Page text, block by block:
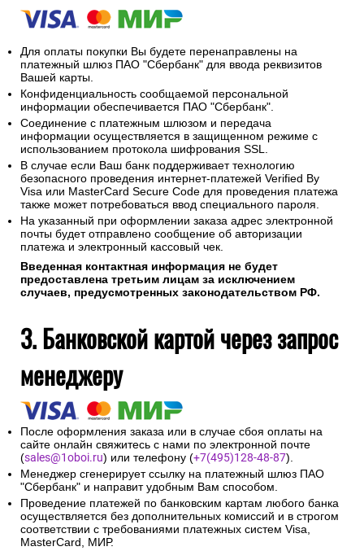
Для оплаты покупки Вы будете перенаправлены на
платежный шлюз ПАО "Сбербанк" для ввода реквизитов
Вашей карты.
Конфиденциальность сообщаемой персональной
информации обеспечивается ПАО "Сбербанк".
Соединение с платежным шлюзом и передача
информации осуществляется в защищенном режиме с
использованием протокола шифрования SSL.
В случае если Ваш банк поддерживает технологию
безопасного проведения интернет-платежей Verified By
Visa или MasterCard Secure Code для проведения платежа
также может потребоваться ввод специального пароля.
На указанный при оформлении заказа адрес электронной
почты будет отправлено сообщение об авторизации
платежа и электронный кассовый чек.
Введенная контактная информация не будет
предоставлена третьим лицам за исключением
случаев, предусмотренных законодательством РФ.
3. Банковской картой через запрос
менеджеру
После оформления заказа или в случае сбоя оплаты на
сайте онлайн свяжитесь с нами по электронной почте
(sales@1oboi.ru) или телефону (+7(495)128-48-87).
Менеджер сгенерирует ссылку на платежный шлюз ПАО
"Сбербанк" и направит удобным Вам способом.
Проведение платежей по банковским картам любого банка
осуществляется без дополнительных комиссий и в строгом
соответствии с требованиями платежных систем Visa,
MasterCard, МИР.